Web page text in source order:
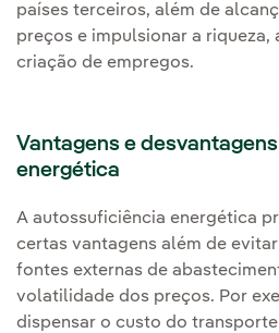
países terceiros, além de
preços e impulsionar a riqueza,
criação de empregos.
Vantagens e
energética
A autossuficiência energética
certas vantagens além de
fontes externas de
volatilidade dos preços. Por
dispensar o custo do